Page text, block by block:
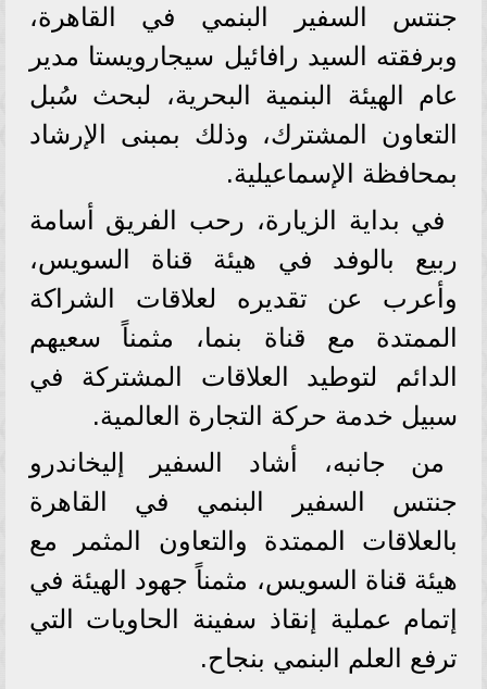
جنتس السفير البنمي في القاهرة،
وبرفقته السيد رافائيل سيجارويستا مدير
عام الهيئة البنمية البحرية، لبحث سُبل
التعاون المشترك، وذلك بمبنى الإرشاد
بمحافظة الإسماعيلية.
في بداية الزيارة، رحب الفريق أسامة
ربيع بالوفد في هيئة قناة السويس،
وأعرب عن تقديره لعلاقات الشراكة
الممتدة مع قناة بنما، مثمناً سعيهم
الدائم لتوطيد العلاقات المشتركة في
سبيل خدمة حركة التجارة العالمية.
من جانبه، أشاد السفير إليخاندرو
جنتس السفير البنمي في القاهرة
بالعلاقات الممتدة والتعاون المثمر مع
هيئة قناة السويس، مثمناً جهود الهيئة في
إتمام عملية إنقاذ سفينة الحاويات التي
ترفع العلم البنمي بنجاح.